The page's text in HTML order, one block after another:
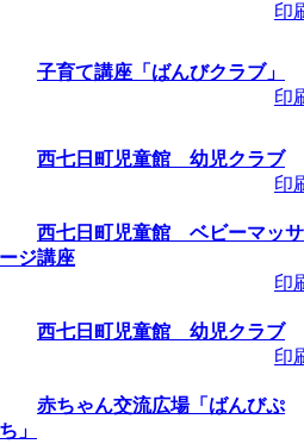
印
子育て講座「ばんびクラブ」
印
西七日町児童館 幼児クラブ
印
西七日町児童館 ベビーマッサ
ージ講座
印
西七日町児童館 幼児クラブ
印
赤ちゃん交流広場「ばんびぷ
ち」